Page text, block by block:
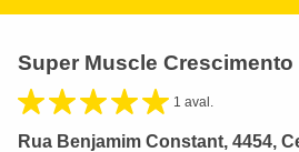
Super Muscle Crescimento
1 aval.
Rua Benjamim Constant, 4454,